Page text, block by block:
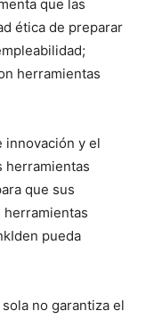
que las
ética de preparar
herramientas
innovación y el
herramientas
que sus
herramientas
pueda
no garantiza el